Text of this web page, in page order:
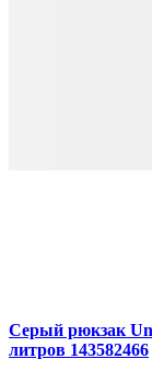
Серый рюкзак
литров 143582466